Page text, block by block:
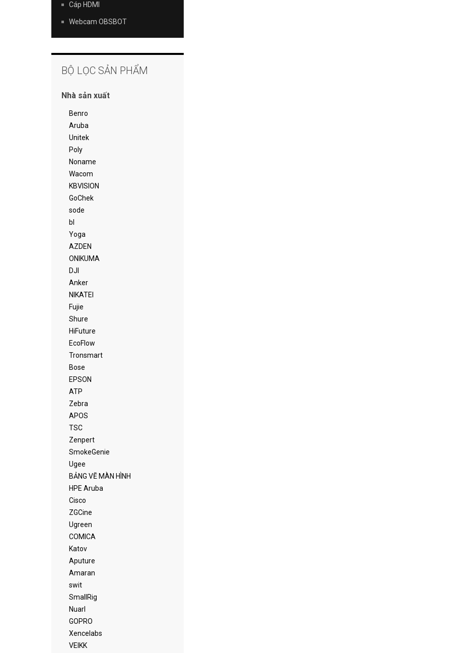
Cáp HDMI
Webcam OBSBOT
BỘ LỌC SẢN PHẨM
Nhà sản xuất
Benro
Aruba
Unitek
Poly
Noname
Wacom
KBVISION
GoChek
sode
bl
Yoga
AZDEN
ONIKUMA
DJI
Anker
NIKATEI
Fujie
Shure
HiFuture
EcoFlow
Tronsmart
Bose
EPSON
ATP
Zebra
APOS
TSC
Zenpert
SmokeGenie
Ugee
BẢNG VẼ MÀN HÌNH
HPE Aruba
Cisco
ZGCine
Ugreen
COMICA
Katov
Aputure
Amaran
swit
SmallRig
Nuarl
GOPRO
Xencelabs
VEIKK